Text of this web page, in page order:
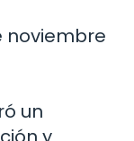
noviembre
un